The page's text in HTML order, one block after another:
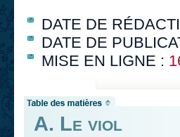
DATE DE
DATE DE
MISE EN LIGNE :
A. Le viol